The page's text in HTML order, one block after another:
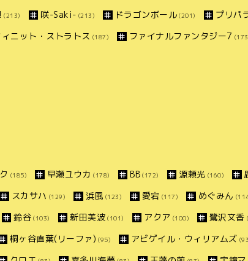
(213) 咲-Saki- (213) ドラゴンボール (201) プリパ
ニット・ストラトス (187) ファイナルファンタジー7
(185) 早瀬ユウカ (178) BB (172) 源頼光 (160)
スカサハ (129) 浜風 (123) 愛宕 (117) めぐみん
鈴谷 (103) 新田美波 (101) アクア (100) 鷺沢文香
桐ヶ谷直葉(リーファ) (95) アビゲイル・ウィリアムズ